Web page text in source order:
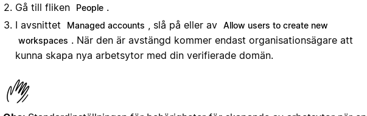
Gå till fliken
People .
I avsnittet
Managed accounts , slå på eller av Allow users to create new
workspaces . När den är avstängd kommer endast organisationsägare att
kunna skapa nya arbetsytor med din verifierade domän.